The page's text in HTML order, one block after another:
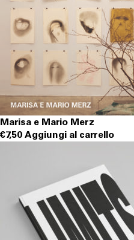
Marisa e Mario Merz
€7,50 Aggiungi al carrello